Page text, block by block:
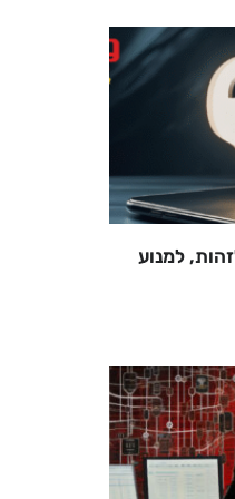
למנוע